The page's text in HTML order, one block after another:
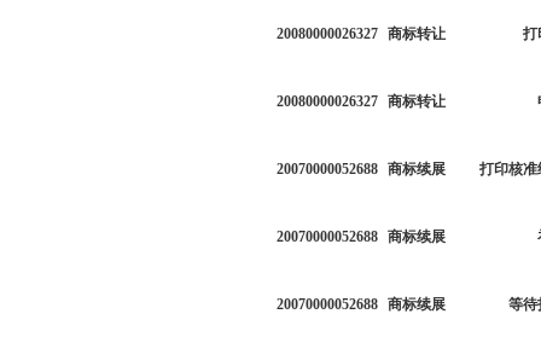
20080000026327 商标转让 打
20080000026327 商标转让
20070000052688 商标续展 打印核准
20070000052688 商标续展
20070000052688 商标续展 等待